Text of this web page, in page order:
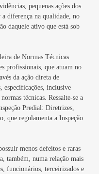
pequenas ações dos
diferença na qualidade, no
daquele ativo que está sob
de Normas Técnicas
profissionais, que atuam no
da ação direta de
especificações, inclusive
técnicas. Ressalte-se a
Predial: Diretrizes,
que regulamenta a Inspeção
menos defeitos e raras
também, numa relação mais
funcionários, terceirizados e